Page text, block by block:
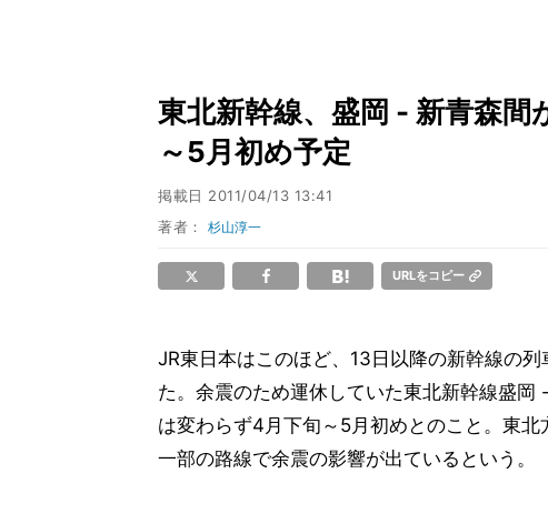
東北新幹線、盛岡 - 新青森
～5月初め予定
掲載日 2011/04/13 13:41
著者：杉山淳一
URLをコピー
JR東日本はこのほど、13日以降の新幹線の
た。余震のため運休していた東北新幹線盛
は変わらず4月下旬～5月初めとのこと。東北
一部の路線で余震の影響が出ているという。